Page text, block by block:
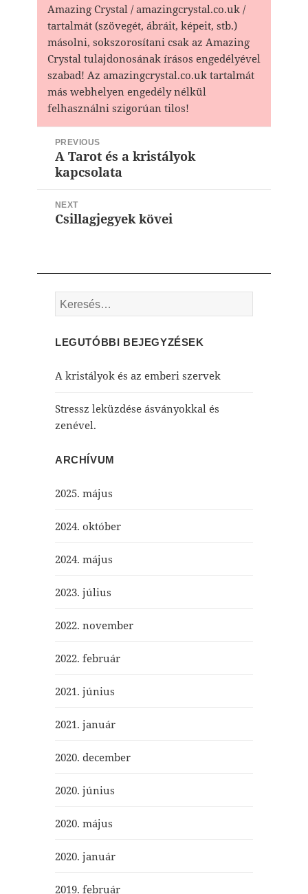
Amazing Crystal / amazingcrystal.co.uk /
tartalmát (szövegét, ábráit, képeit, stb.)
másolni, sokszorosítani csak az Amazing
Crystal tulajdonosának írásos engedélyével
szabad! Az amazingcrystal.co.uk tartalmát
más webhelyen engedély nélkül
felhasználni szigorúan tilos!
navigáció
PREVIOUS
Previous
post:
A Tarot és a kristályok
kapcsolata
NEXT
Next
Csillagjegyek kövei
Keresés:
LEGUTÓBBI BEJEGYZÉSEK
A kristályok és az emberi szervek
Stressz leküzdése ásványokkal és
zenével.
ARCHÍVUM
2025. május
2024. október
2024. május
2023. július
2022. november
2022. február
2021. június
2021. január
2020. december
2020. június
2020. május
2020. január
2019. február